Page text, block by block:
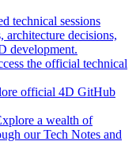
technical sessions
architecture decisions,
development.
the official technical
official 4D GitHub
a wealth of
our Tech Notes and